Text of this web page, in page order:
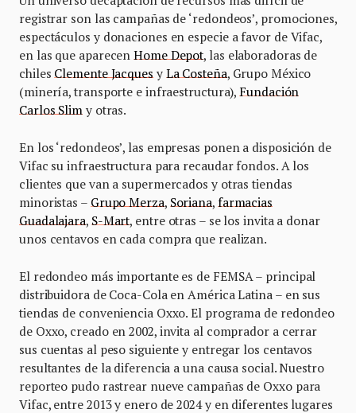
registrar son las campañas de ‘redondeos’, promociones,
espectáculos y donaciones en especie a favor de Vifac,
en las que aparecenHome Depot, las elaboradoras de
chiles Clemente Jacques y La Costeña, Grupo México
(minería, transporte e infraestructura), Fundación
Carlos Slim y otras.
En los ‘redondeos’, las empresas ponen a disposición de
Vifac su infraestructura para recaudar fondos. A los
clientes que van a supermercados y otras tiendas
minoristas – Grupo Merza, Soriana, farmacias
Guadalajara, S-Mart, entre otras – se los invita a donar
unos centavos en cada compra que realizan.
El redondeo más importante es de FEMSA – principal
distribuidora de Coca-Cola en América Latina – en sus
tiendas de conveniencia Oxxo. El programa de redondeo
de Oxxo, creado en 2002, invita al comprador a cerrar
sus cuentas al peso siguiente y entregar los centavos
resultantes de la diferencia a una causa social. Nuestro
reporteo pudo rastrear nueve campañas de Oxxo para
Vifac, entre 2013 y enero de 2024 y en diferentes lugares